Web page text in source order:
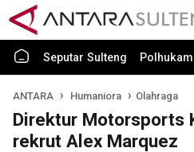
Seputar Sulteng Polhukam
ANTARA Humaniora Olahraga
Direktur Motorsports
rekrut Alex Marquez